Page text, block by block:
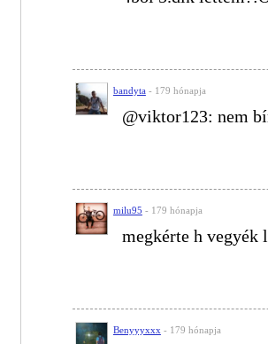
bandyta - 179 hónapja
@viktor123: nem
milu95 - 179 hónapja
megkérte h vegyék
Benyyyxxx - 179 hónapja